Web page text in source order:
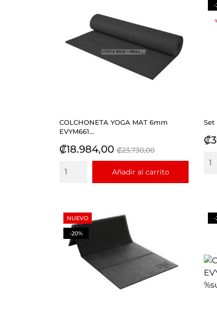
COLCHONETA YOGA MAT 6mm
EVYM661...
Precio
₡18.984,00 Precio
base
₡23.730,00
Añadir al carrito
Set
-
NUEVO
-20%
-